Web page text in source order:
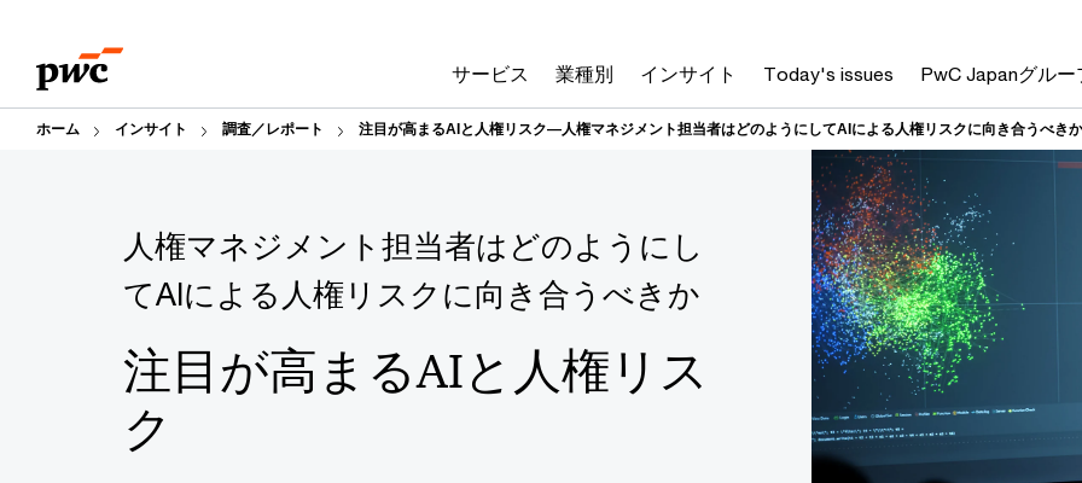
content
footer
サービス 業種別 インサイト Today's issues PwC Japanグルー
ホーム インサイト 調査／レポート 注目が高まるAIと人権リスク―人権マネジメント担当者はどのようにしてAIによる人権リスクに向き合うべき
人権マネジメント担当者はどのようにし
てAIによる人権リスクに向き合うべきか
注目が高まるAIと人権リス
ク